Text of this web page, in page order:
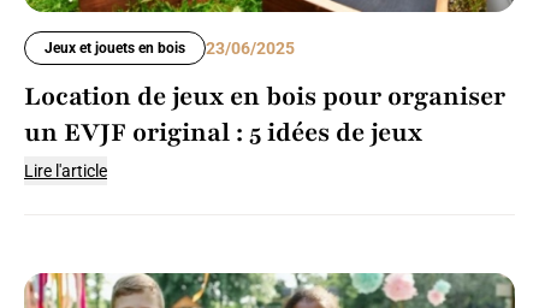
Jeux et jouets en bois 23/06/2025
Location de jeux en bois pour organiser
un EVJF original : 5 idées de jeux
Lire l'article